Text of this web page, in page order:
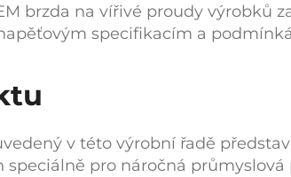
brzda na vířivé proudy výrobků
specifikacím a
v této výrobní řadě
pro náročná průmyslová